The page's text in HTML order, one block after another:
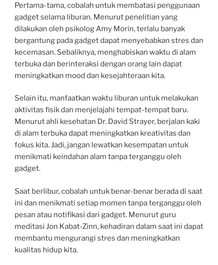
Pertama-tama, cobalah untuk membatasi penggunaan
gadget selama liburan. Menurut penelitian yang
dilakukan oleh psikolog Amy Morin, terlalu banyak
bergantung pada gadget dapat menyebabkan stres dan
kecemasan. Sebaliknya, menghabiskan waktu di alam
terbuka dan berinteraksi dengan orang lain dapat
meningkatkan mood dan kesejahteraan kita.
Selain itu, manfaatkan waktu liburan untuk melakukan
aktivitas fisik dan menjelajahi tempat-tempat baru.
Menurut ahli kesehatan Dr. David Strayer, berjalan kaki
di alam terbuka dapat meningkatkan kreativitas dan
fokus kita. Jadi, jangan lewatkan kesempatan untuk
menikmati keindahan alam tanpa terganggu oleh
gadget.
Saat berlibur, cobalah untuk benar-benar berada di saat
ini dan menikmati setiap momen tanpa terganggu oleh
pesan atau notifikasi dari gadget. Menurut guru
meditasi Jon Kabat-Zinn, kehadiran dalam saat ini dapat
membantu mengurangi stres dan meningkatkan
kualitas hidup kita.